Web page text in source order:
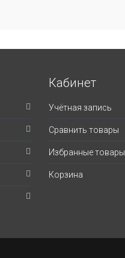
Кабинет
Учётная запись
Сравнить товары
Избранные товары
Корзина